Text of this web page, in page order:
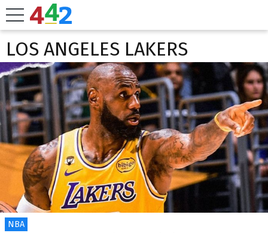
LOS ANGELES LAKERS
NBA